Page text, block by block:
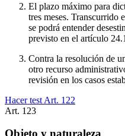
El plazo máximo para
tres meses. Transcurrido
se podrá entender
previsto en el artículo
Contra la resolución de
otro recurso
revisión en los casos
Hacer test Art. 122
Art. 123